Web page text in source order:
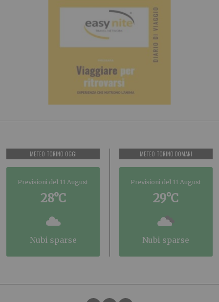
METEO TORINO OGGI
Previsioni del 11 August
28°C
nubi sparse
METEO TORINO DOMANI
Previsioni del 11 August
29°C
nubi sparse